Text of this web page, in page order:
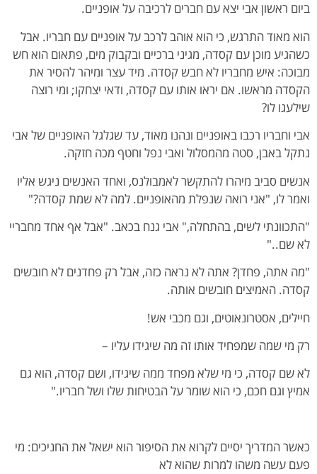
ביום ראשון אבי יצא עם חברים לרכיבה על אופניים.
הוא מאוד התרגש, כי הוא אוהב לרכב על אופניים עם חבריו. אבל
כשהגיע מוכן עם קסדה, מגיני ברכיים ובקבוק מים, פתאום הוא חש
מבוכה: איש מחבריו לא חבש קסדה. מיד עצר ומיהר להסיר את
הקסדה מראשו. אם יראו אותו עם קסדה, ודאי יצחקו; ומי רוצה
שילעגו לו?
אבי וחבריו רכבו באופניים ונהנו מאוד, עד שגלגל האופניים של אבי
נתקל באבן, סטה מהמסלול ואבי נפל וחטף מכה חזקה.
אנשים סביב מיהרו להתקשר לאמבולנס, ואחד האנשים ניגש אליו
ואמר לו, "אני רואה שנפלת מהאופניים. למה לא שמת קסדה?"
"התכוונתי לשים, בהתחלה," אבי גנח בכאב. "אבל אף אחד מחבריי
לא שם.."
"מה אתה, פחדן? אתה לא נראה כזה, אבל רק פחדנים לא חובשים
קסדה. האמיצים חובשים אותה.
חיילים, אסטרונאוטים, וגם מכבי אש!
רק מי שמה שמפחיד אותו זה מה שיגידו עליו –
לא שם קסדה, כי מי שלא מפחד ממה שיגידו, ושם קסדה, הוא גם
אמיץ וגם חכם, כי הוא שומר על הבטיחות שלו ושל חבריו."
כאשר המדריך יסיים לקרוא את הסיפור הוא ישאל את החניכים: מי
פעם עשה משהו למרות שהוא לא